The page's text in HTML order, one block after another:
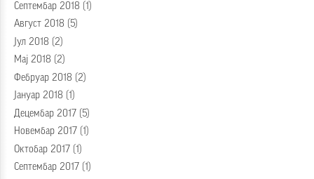
Септембар 2018 (1)
Август 2018 (5)
Јул 2018 (2)
Мај 2018 (2)
Фебруар 2018 (2)
Јануар 2018 (1)
Децембар 2017 (5)
Новембар 2017 (1)
Октобар 2017 (1)
Септембар 2017 (1)